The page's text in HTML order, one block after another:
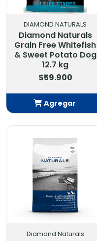
DIAMOND NATURALS
Diamond Naturals
Grain Free Whitefish
& Sweet Potato Dog
12.7 kg
$59.900
Agregar
Diamond Naturals